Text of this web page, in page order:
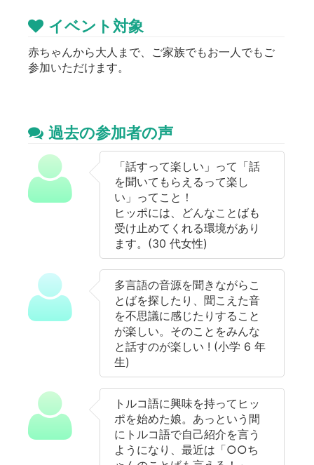
イベント対象
赤ちゃんから大人まで、ご家族でもお一人でもご
参加いただけます。
過去の参加者の声
「話すって楽しい」って「話
を聞いてもらえるって楽し
い」ってこと！
ヒッポには、どんなことばも
受け止めてくれる環境があり
ます。(30 代女性)
多言語の音源を聞きながらこ
とばを探したり、聞こえた音
を不思議に感じたりすること
が楽しい。そのことをみんな
と話すのが楽しい ! (小学 6 年
生)
トルコ語に興味を持ってヒッ
ポを始めた娘。あっという間
にトルコ語で自己紹介を言う
ようになり、最近は「○○ち